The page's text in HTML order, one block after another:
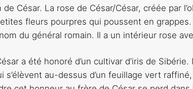
César. La rose de César/César, créée par
fleurs pourpres qui poussent en
du général romain. Il a un intérieur rose
a été honoré d’un cultivar d’iris de
au-dessus d’un feuillage vert